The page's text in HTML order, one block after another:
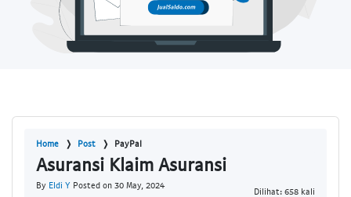
Home Post PayPal
Asuransi Klaim Asuransi
By Eldi Y Posted on 30 May, 2024
Dilihat: 658 kali